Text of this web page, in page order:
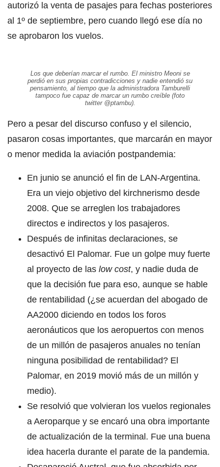
autorizó la venta de pasajes para fechas posteriores
al 1º de septiembre, pero cuando llegó ese día no
se aprobaron los vuelos.
Los que deberían marcar el rumbo. El ministro Meoni se
perdió en sus propias contradicciones y nadie entendió su
pensamiento, al tiempo que la administradora Tamburelli
tampoco fue capaz de marcar un rumbo creíble (foto
twitter @ptambu).
Pero a pesar del discurso confuso y el silencio,
pasaron cosas importantes, que marcarán en mayor
o menor medida la aviación postpandemia:
En junio se anunció el fin de LAN-Argentina.
Era un viejo objetivo del kirchnerismo desde
2008. Que se arreglen los trabajadores
directos e indirectos y los pasajeros.
Después de infinitas declaraciones, se
desactivó El Palomar. Fue un golpe muy fuerte
al proyecto de las low cost, y nadie duda de
que la decisión fue para eso, aunque se hable
de rentabilidad (¿se acuerdan del abogado de
AA2000 diciendo en todos los foros
aeronáuticos que los aeropuertos con menos
de un millón de pasajeros anuales no tenían
ninguna posibilidad de rentabilidad? El
Palomar, en 2019 movió más de un millón y
medio).
Se resolvió que volvieran los vuelos regionales
a Aeroparque y se encaró una obra importante
de actualización de la terminal. Fue una buena
idea hacerla durante el parate de la pandemia.